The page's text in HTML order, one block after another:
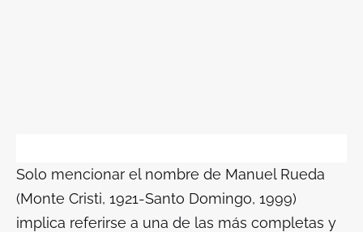
Solo mencionar el nombre de Manuel Rueda
(Monte Cristi, 1921-Santo Domingo, 1999)
implica referirse a una de las más completas y